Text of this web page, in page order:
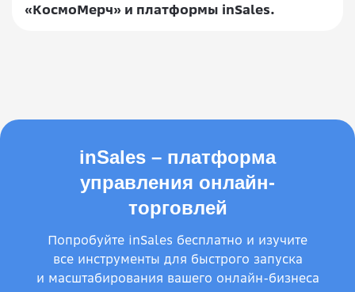
«КосмоМерч» и платформы inSales.
inSales – платформа
управления онлайн-
торговлей
Попробуйте inSales бесплатно и изучите
все инструменты для быстрого запуска
и масштабирования вашего онлайн-бизнеса